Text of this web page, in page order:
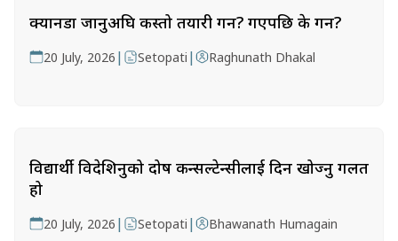
क्यानडा जानुअघि कस्तो तयारी गर्ने? गएपछि के गर्ने?
20 July, 2026 | Setopati | Raghunath Dhakal
विद्यार्थी विदेशिनुको दोष कन्सल्टेन्सीलाई दिन खोज्नु गलत
हो
20 July, 2026 | Setopati | Bhawanath Humagain